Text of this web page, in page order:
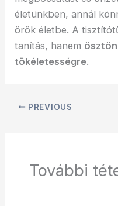
életünkben, annál
örök életbe. A
tanítás, hanem
tökéletességre.
PREVIOUS
További